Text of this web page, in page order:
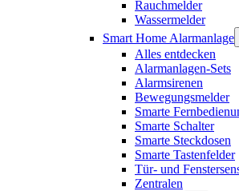
Rauchmelder
Wassermelder
Smart Home Alarmanlage
Alles entdecken
Alarmanlagen-Sets
Alarmsirenen
Bewegungsmelder
Smarte
Smarte Schalter
Smarte Steckdosen
Smarte Tastenfelder
Tür- und
Zentralen